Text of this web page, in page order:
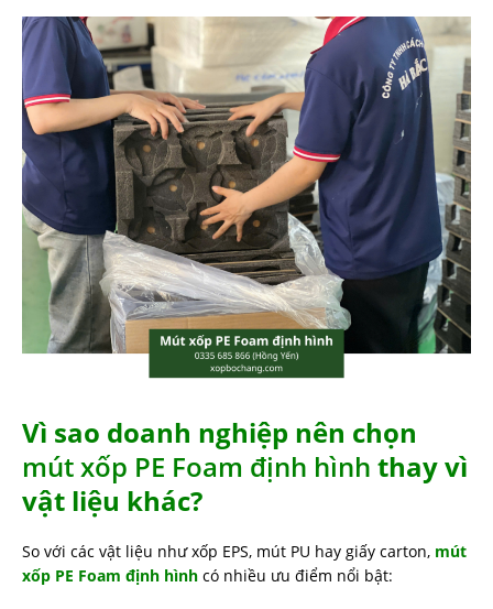
Vì sao doanh nghiệp nên chọn
mút xốp PE Foam định hình thay vì
vật liệu khác?
So với các vật liệu như xốp EPS, mút PU hay giấy carton, mút
xốp PE Foam định hình có nhiều ưu điểm nổi bật: